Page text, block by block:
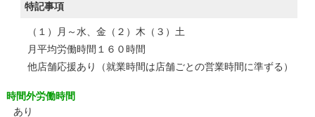
特記事項
（１）月～水、金（２）木（３）土
月平均労働時間１６０時間
他店舗応援あり（就業時間は店舗ごとの営業時間に準ずる）
時間外労働時間
あり